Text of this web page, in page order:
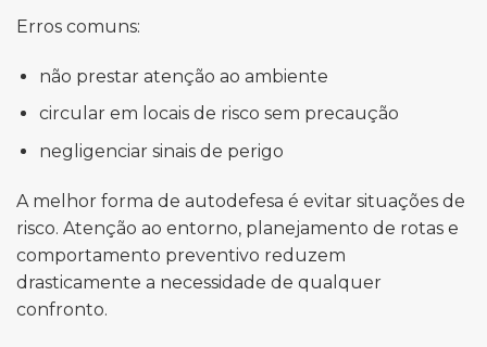
Erros comuns:
não prestar atenção ao ambiente
circular em locais de risco sem precaução
negligenciar sinais de perigo
A melhor forma de autodefesa é evitar situações de
risco. Atenção ao entorno, planejamento de rotas e
comportamento preventivo reduzem
drasticamente a necessidade de qualquer
confronto.